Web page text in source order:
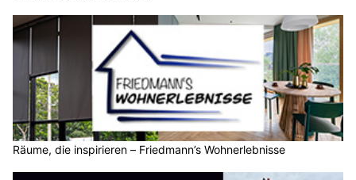
Räume, die inspirieren – Friedmann’s Wohnerlebnisse